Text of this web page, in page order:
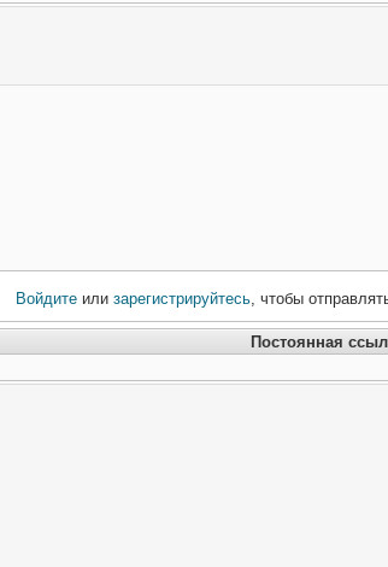
Войдите или зарегистрируйтесь, чтобы
Постоянная